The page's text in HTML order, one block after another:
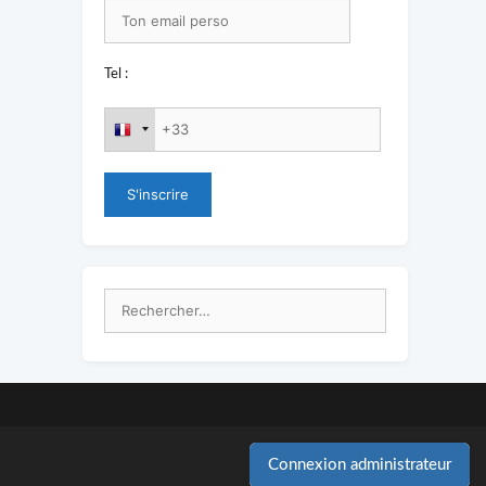
Tel :
Connexion administrateur